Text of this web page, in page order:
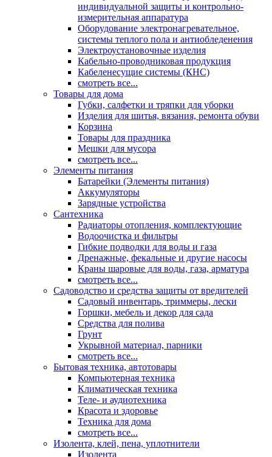
индивидуальной защиты и контрольно-
измерительная аппаратура
Оборудование электронагревательное,
системы теплого пола и антиобледенения
Электроустановочные изделия
Кабельно-проводниковая продукция
Кабеленесущие системы (КНС)
смотреть все...
Товары для дома
Губки, салфетки и тряпки для уборки
Изделия для шитья, вязания, ремонта обуви
Корзина
Товары для праздника
Мешки для мусора
смотреть все...
Элементы питания
Батарейки (Элементы питания)
Аккумуляторы
Зарядные устройства
Сантехника
Радиаторы отопления, комплектующие
Водоочистка и фильтры
Гибкие подводки для воды и газа
Дренажные, фекальные и другие насосы
Краны шаровые для воды, газа, арматура
смотреть все...
Садоводство и средства защиты от вредителей
Садовый инвентарь, триммеры, лески
Горшки, мебель и декор для сада
Средства для полива
Грунт
Укрывной материал, парники
смотреть все...
Бытовая техника, автотовары
Компьютерная техника
Климатическая техника
Теле- и аудиотехника
Красота и здоровье
Техника для дома
смотреть все...
Изолента, клей, пена, уплотнители
Изолента